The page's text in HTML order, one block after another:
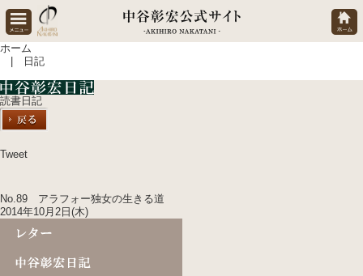
ホーム
| 日記
読書日記
Tweet
No.89 アラフォー独女の生きる道
2014年10月2日(木)